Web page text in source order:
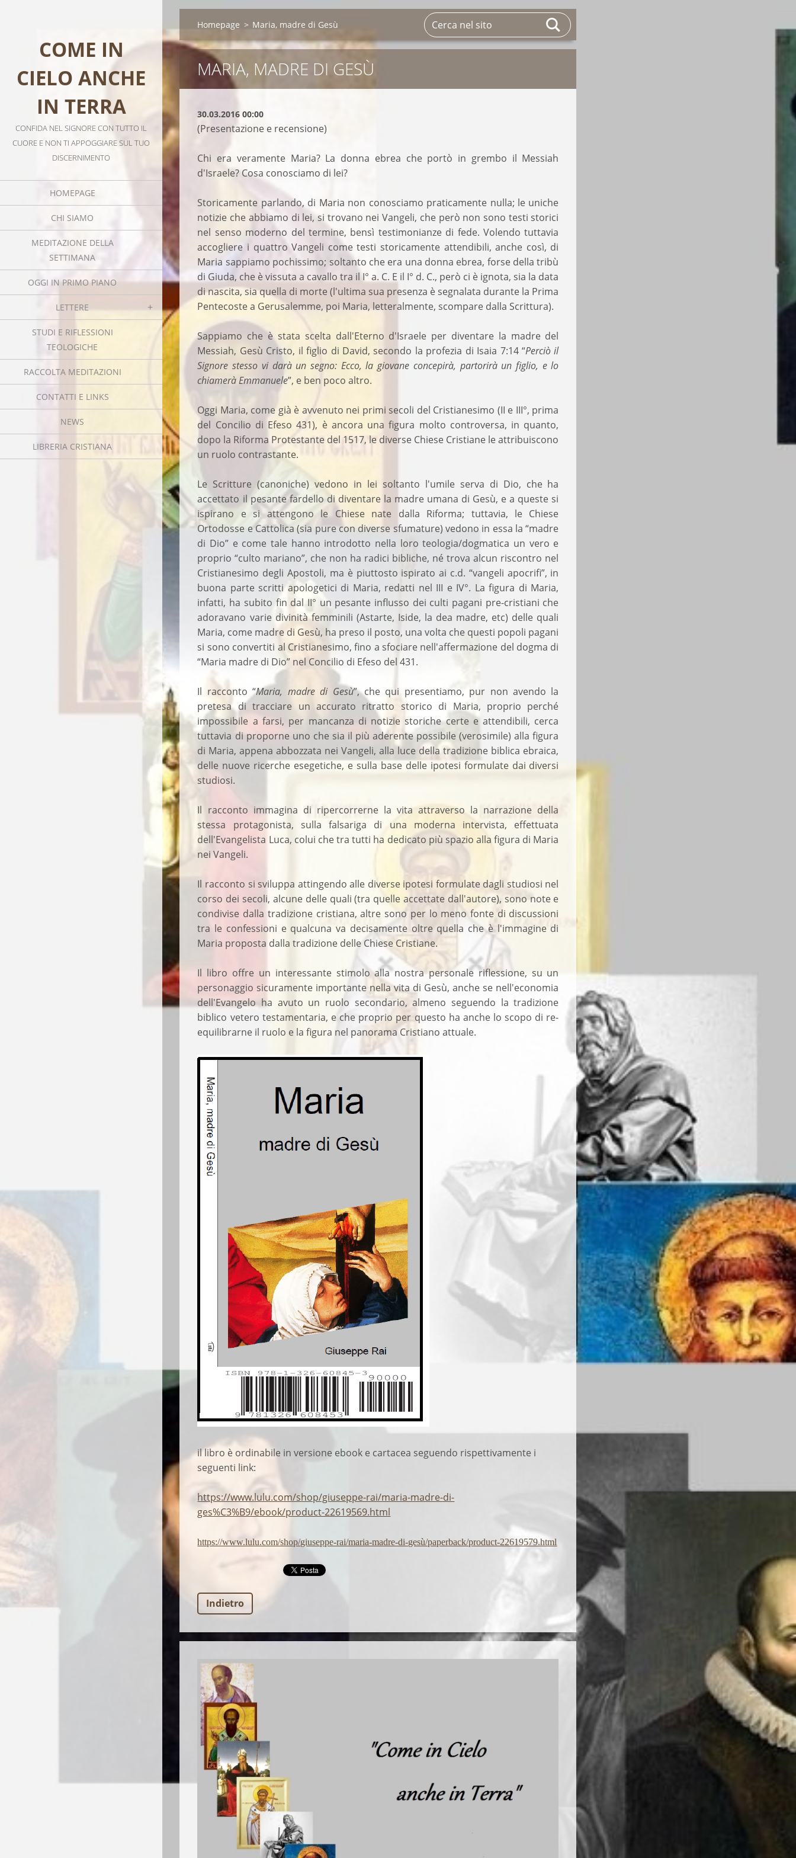
COME IN
CIELO ANCHE
IN TERRA
CONFIDA NEL SIGNORE CON TUTTO IL
CUORE E NON TI APPOGGIARE SUL TUO
DISCERNIMENTO
HOMEPAGE
CHI SIAMO
MEDITAZIONE DELLA
SETTIMANA
OGGI IN PRIMO PIANO
LETTERE
STUDI E RIFLESSIONI
TEOLOGICHE
RACCOLTA MEDITAZIONI
CONTATTI E LINKS
NEWS
LIBRERIA CRISTIANA
Homepage > Maria, madre di Gesù
MARIA, MADRE DI GESÙ
30.03.2016 00:00
(Presentazione e recensione)
Chi era veramente Maria? La donna ebrea che portò in grembo il Messiah
d'Israele? Cosa conosciamo di lei?
Storicamente parlando, di Maria non conosciamo praticamente nulla; le uniche
notizie che abbiamo di lei, si trovano nei Vangeli, che però non sono testi storici
nel senso moderno del termine, bensì testimonianze di fede. Volendo tuttavia
accogliere i quattro Vangeli come testi storicamente attendibili, anche così, di
Maria sappiamo pochissimo; soltanto che era una donna ebrea, forse della tribù
di Giuda, che è vissuta a cavallo tra il I° a. C. E il I° d. C., però ci è ignota, sia la data
di nascita, sia quella di morte (l'ultima sua presenza è segnalata durante la Prima
Pentecoste a Gerusalemme, poi Maria, letteralmente, scompare dalla Scrittura).
Sappiamo che è stata scelta dall'Eterno d'Israele per diventare la madre del
Messiah, Gesù Cristo, il figlio di David, secondo la profezia di Isaia 7:14 “Perciò il
Signore stesso vi darà un segno: Ecco, la giovane concepirà, partorirà un figlio, e lo
chiamerà Emmanuele”, e ben poco altro.
Oggi Maria, come già è avvenuto nei primi secoli del Cristianesimo (II e III°, prima
del Concilio di Efeso 431), è ancora una figura molto controversa, in quanto,
dopo la Riforma Protestante del 1517, le diverse Chiese Cristiane le attribuiscono
un ruolo contrastante.
Le Scritture (canoniche) vedono in lei soltanto l'umile serva di Dio, che ha
accettato il pesante fardello di diventare la madre umana di Gesù, e a queste si
ispirano e si attengono le Chiese nate dalla Riforma; tuttavia, le Chiese
Ortodosse e Cattolica (sia pure con diverse sfumature) vedono in essa la “madre
di Dio” e come tale hanno introdotto nella loro teologia/dogmatica un vero e
proprio “culto mariano”, che non ha radici bibliche, né trova alcun riscontro nel
Cristianesimo degli Apostoli, ma è piuttosto ispirato ai c.d. “vangeli apocrifi”, in
buona parte scritti apologetici di Maria, redatti nel III e IV°. La figura di Maria,
infatti, ha subito fin dal II° un pesante influsso dei culti pagani pre-cristiani che
adoravano varie divinità femminili (Astarte, Iside, la dea madre, etc) delle quali
Maria, come madre di Gesù, ha preso il posto, una volta che questi popoli pagani
si sono convertiti al Cristianesimo, fino a sfociare nell'affermazione del dogma di
“Maria madre di Dio” nel Concilio di Efeso del 431.
Il racconto “Maria, madre di Gesù”, che qui presentiamo, pur non avendo la
pretesa di tracciare un accurato ritratto storico di Maria, proprio perché
impossibile a farsi, per mancanza di notizie storiche certe e attendibili, cerca
tuttavia di proporne uno che sia il più aderente possibile (verosimile) alla figura
di Maria, appena abbozzata nei Vangeli, alla luce della tradizione biblica ebraica,
delle nuove ricerche esegetiche, e sulla base delle ipotesi formulate dai diversi
studiosi.
Il racconto immagina di ripercorrerne la vita attraverso la narrazione della
stessa protagonista, sulla falsariga di una moderna intervista, effettuata
dell'Evangelista Luca, colui che tra tutti ha dedicato più spazio alla figura di Maria
nei Vangeli.
Il racconto si sviluppa attingendo alle diverse ipotesi formulate dagli studiosi nel
corso dei secoli, alcune delle quali (tra quelle accettate dall'autore), sono note e
condivise dalla tradizione cristiana, altre sono per lo meno fonte di discussioni
tra le confessioni e qualcuna va decisamente oltre quella che è l'immagine di
Maria proposta dalla tradizione delle Chiese Cristiane.
Il libro offre un interessante stimolo alla nostra personale riflessione, su un
personaggio sicuramente importante nella vita di Gesù, anche se nell'economia
dell'Evangelo ha avuto un ruolo secondario, almeno seguendo la tradizione
biblico vetero testamentaria, e che proprio per questo ha anche lo scopo di re-
equilibrarne il ruolo e la figura nel panorama Cristiano attuale.
il libro è ordinabile in versione ebook e cartacea seguendo rispettivamente i
seguenti link:
https://www.lulu.com/shop/giuseppe-rai/maria-madre-di-
ges%C3%B9/ebook/product-22619569.html
https://www.lulu.com/shop/giuseppe-rai/maria-madre-di-gesù/paperback/product-22619579.html
Indietro